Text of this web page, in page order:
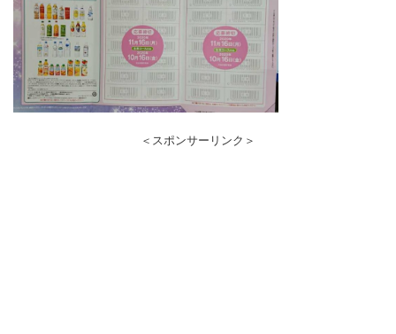
＜スポンサーリンク＞